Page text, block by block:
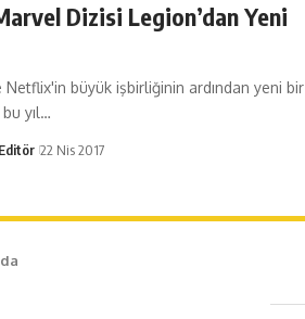
Dizisi Legion’dan Yeni
büyük işbirliğinin ardından yeni bir
yıl…
Editör 22 Nis 2017